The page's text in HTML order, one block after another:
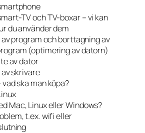
TV och TV-boxar – vi kan
du använder dem
program och borttagning av
(optimering av datorn)
av dator
skrivare
ska man köpa?
Mac, Linux eller Windows?
t.ex. wifi eller